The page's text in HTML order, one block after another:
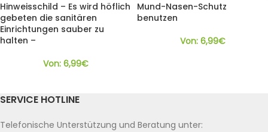
Hinweisschild – Es wird höflich
gebeten die sanitären
Einrichtungen sauber zu
halten –
Von: 6,99€
Mund-Nasen-Schutz
benutzen
Von: 6,99€
SERVICE HOTLINE
Telefonische Unterstützung und Beratung unter: